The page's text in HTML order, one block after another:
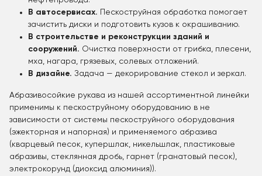
В автосервисах. Пескоструйная обработка помогает
зачистить диски и подготовить кузов к окрашиванию.
В строительстве и реконструкции зданий и
сооружений. Очистка поверхности от грибка, плесени,
мха, нагара, грязевых, солевых отложений.
В дизайне. Задача — декорирование стекол и зеркал.
Абразивосойкие рукава из нашей ассортиментной линейки
применимы к пескоструйному оборудованию в не
зависимости от системы пескоструйного оборудования
(эжекторная и напорная) и применяемого абразива
(кварцевый песок, купершлак, никельшлак, пластиковые
абразивы, стеклянная дробь, гарнет (гранатовый песок),
электрокорунд (диоксид алюминия)).